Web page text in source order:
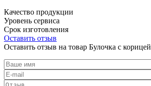
Качество продукции
Уровень сервиса
Срок изготовления
Оставить отзыв
Оставить отзыв на товар Булочка с корицей